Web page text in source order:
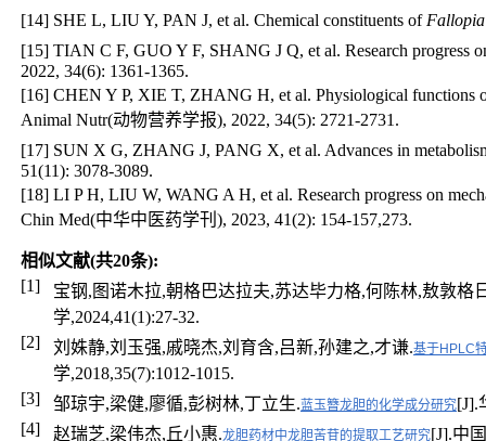
[14] SHE L, LIU Y, PAN J, et al. Chemical constituents of
[15] TIAN C F, GUO Y F, SHANG J Q, et al. Research
2022, 34(6): 1361-1365.
[16] CHEN Y P, XIE T, ZHANG H, et al. Physiological functions
Animal Nutr(动物营养学报), 2022, 34(5): 2721-2731.
[17] SUN X G, ZHANG J, PANG X, et al. Advances in
51(11): 3078-3089.
[18] LI P H, LIU W, WANG A H, et al. Research progress on
Chin Med(中华中医药学刊), 2023, 41(2): 154-157,273.
相似文献(共20条):
[1]
宝钢,图诺木拉,朝格巴达拉夫,苏达毕力格,何陈林,敖敦格
学,2024,41(1):27-32.
[2]
刘姝静,刘玉强,戚晓杰,刘育含,吕新,孙建之,才谦.基于HPLC
学,2018,35(7):1012-1015.
[3]
邹琼宇,梁健,廖循,彭树林,丁立生.蓝玉簪龙胆的化学成分研究[J].
[4]
赵瑞芝,梁伟杰,丘小惠.龙胆药材中龙胆苦苷的提取工艺研究[J].中